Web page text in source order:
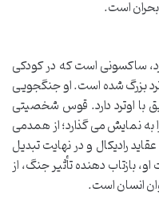
است.
ساکسونی است که در کودکی
بزرگ شده است. او جنگجویی
اوترد دارد. قوس شخصیتی
به نمایش می گذارد؛ از همدمی
رادیکال و در نهایت تبدیل
بازتاب دهنده تأثیر جنگ، از
انسان است.